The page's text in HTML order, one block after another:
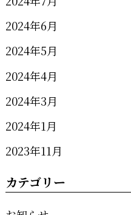
2024年6月
2024年5月
2024年4月
2024年3月
2024年1月
2023年11月
カテゴリー